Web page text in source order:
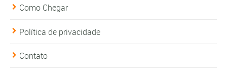
Como Chegar
Política de privacidade
Contato